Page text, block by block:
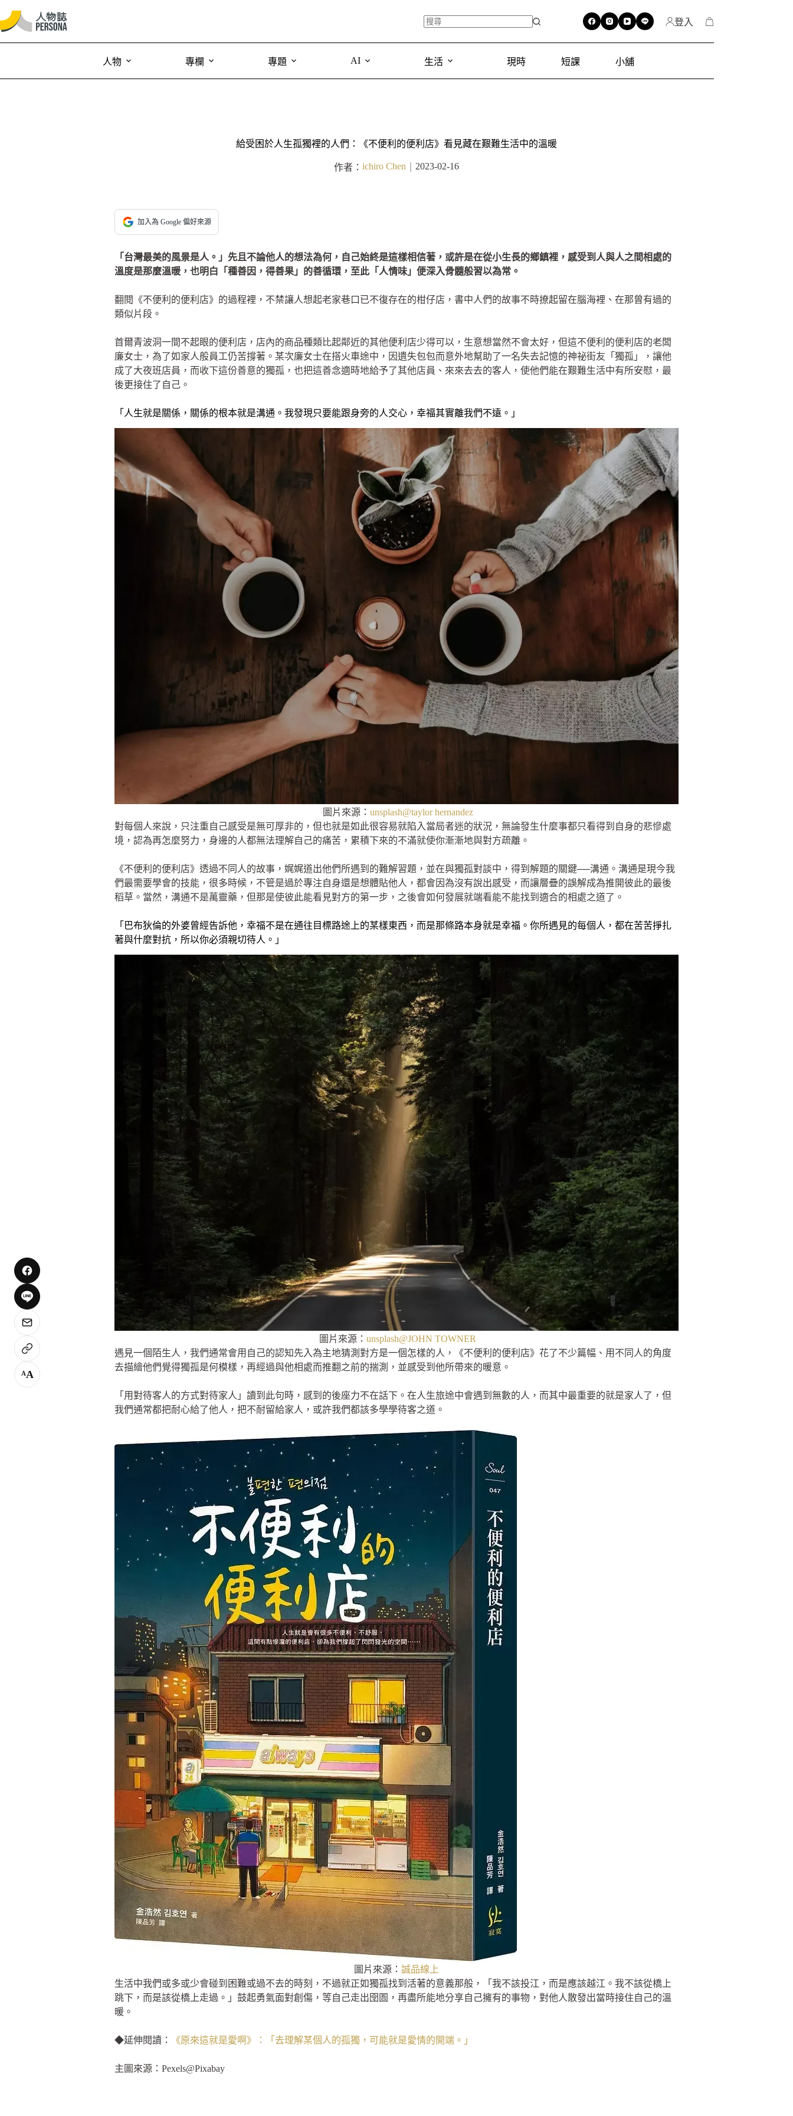
登入
人物 專欄 專題 AI 生活 現時 短課 小舖
給受困於人生孤獨裡的人們：《不便利的便利店》看見藏在艱難生活中的溫暖
作者： ichiro Chen 2023-02-16
加入為 Google 偏好來源
「台灣最美的風景是人。」先且不論他人的想法為何，自己始終是這樣相信著，或許是在從小生長的鄉鎮裡，感受到人與人之間相處的
溫度是那麼溫暖，也明白「種善因，得善果」的善循環，至此「人情味」便深入骨髓般習以為常。
翻閱《不便利的便利店》的過程裡，不禁讓人想起老家巷口已不復存在的柑仔店，書中人們的故事不時撩起留在腦海裡、在那曾有過的
類似片段。
首爾青波洞一間不起眼的便利店，店內的商品種類比起鄰近的其他便利店少得可以，生意想當然不會太好，但這不便利的便利店的老闆
廉女士，為了如家人般員工仍苦撐著。某次廉女士在搭火車途中，因遺失包包而意外地幫助了一名失去記憶的神祕街友「獨孤」，讓他
成了大夜班店員，而收下這份善意的獨孤，也把這善念適時地給予了其他店員、來來去去的客人，使他們能在艱難生活中有所安慰，最
後更接住了自己。
「人生就是關係，關係的根本就是溝通。我發現只要能跟身旁的人交心，幸福其實離我們不遠。」
圖片來源： unsplash@taylor hernandez
對每個人來說，只注重自己感受是無可厚非的，但也就是如此很容易就陷入當局者迷的狀況，無論發生什麼事都只看得到自身的悲慘處
境，認為再怎麼努力，身邊的人都無法理解自己的痛苦，累積下來的不滿就使你漸漸地與對方疏離。
《不便利的便利店》透過不同人的故事，娓娓道出他們所遇到的難解習題，並在與獨孤對談中，得到解題的關鍵──溝通。溝通是現今我
們最需要學會的技能，很多時候，不管是過於專注自身還是想體貼他人，都會因為沒有說出感受，而讓層疊的誤解成為推開彼此的最後
稻草。當然，溝通不是萬靈藥，但那是使彼此能看見對方的第一步，之後會如何發展就端看能不能找到適合的相處之道了。
「巴布狄倫的外婆曾經告訴他，幸福不是在通往目標路途上的某樣東西，而是那條路本身就是幸福。你所遇見的每個人，都在苦苦掙扎
著與什麼對抗，所以你必須親切待人。」
圖片來源： unsplash@JOHN TOWNER
遇見一個陌生人，我們通常會用自己的認知先入為主地猜測對方是一個怎樣的人，《不便利的便利店》花了不少篇幅、用不同人的角度
去描繪他們覺得獨孤是何模樣，再經過與他相處而推翻之前的揣測，並感受到他所帶來的暖意。
「用對待客人的方式對待家人」讀到此句時，感到的後座力不在話下。在人生旅途中會遇到無數的人，而其中最重要的就是家人了，但
我們通常都把耐心給了他人，把不耐留給家人，或許我們都該多學學待客之道。
圖片來源： 誠品線上
生活中我們或多或少會碰到困難或過不去的時刻，不過就正如獨孤找到活著的意義那般，「我不該投江，而是應該越江。我不該從橋上
跳下，而是該從橋上走過。」鼓起勇氣面對創傷，等自己走出囹圄，再盡所能地分享自己擁有的事物，對他人散發出當時接住自己的溫
暖。
◆延伸閱讀： 《原來這就是愛啊》：「去理解某個人的孤獨，可能就是愛情的開端。」
主圖來源：Pexels@Pixabay
AA